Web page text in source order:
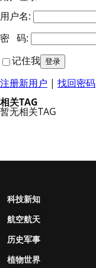
用户名:
密 码:
记住我
注册新用户 | 找回密码
相关TAG
暂无相关TAG
科技新知
航空航天
历史军事
植物世界